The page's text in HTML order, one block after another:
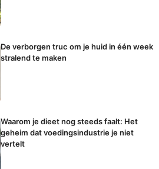
De verborgen truc om je huid in één week
stralend te maken
Waarom je dieet nog steeds faalt: Het
geheim dat voedingsindustrie je niet
vertelt